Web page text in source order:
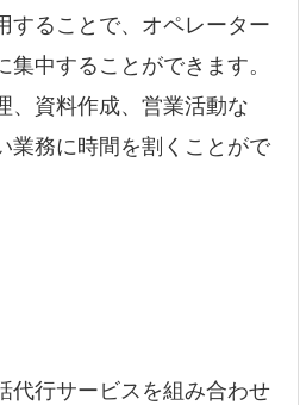
することで、オペレーター
中することができます。
、資料作成、営業活動な
業務に時間を割くことがで
代行サービスを組み合わせ